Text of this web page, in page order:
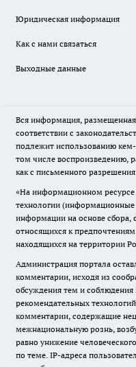
Юридическая информация
Как с нами связаться
Выходные данные
Вся информация,
соответствии с
подлежит использованию
том числе воспроизведению,
как с письменного
«На информационном
технологии (информационные
информации на основе сбора,
относящихся к
находящихся на территории
Администрация портала
комментарии, исходя из
обсуждения тем и соблюдения
рекомендательных
комментарии, содержащие
межнациональную рознь,
равно унижение
по теме. IP-адреса